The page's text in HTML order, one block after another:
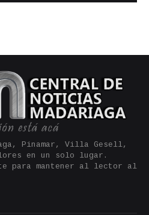
Pinamar, Villa Gesell,
en un solo lugar.
para mantener al lector al